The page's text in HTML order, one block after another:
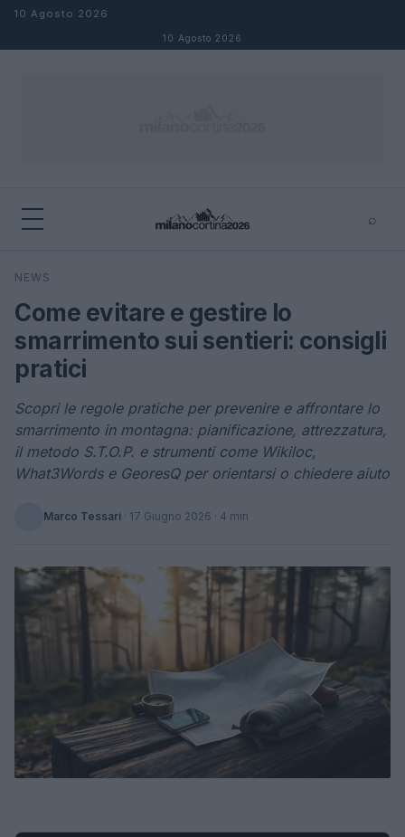
Salta al contenuto
10 Agosto 2026
10 Agosto 2026
⌕
Cerca
NEWS
Come evitare e gestire lo
smarrimento sui sentieri: consigli
pratici
Scopri le regole pratiche per prevenire e affrontare lo
smarrimento in montagna: pianificazione, attrezzatura,
il metodo S.T.O.P. e strumenti come Wikiloc,
What3Words e GeoresQ per orientarsi o chiedere aiuto
Marco Tessari · 17 Giugno 2026 · 4 min